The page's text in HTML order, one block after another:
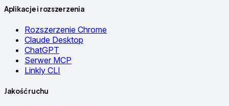
Aplikacje i rozszerzenia
Rozszerzenie Chrome
Claude Desktop
ChatGPT
Serwer MCP
Linkly CLI
Jakość ruchu